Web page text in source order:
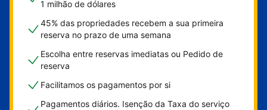
1 milhão de dólares
45% das propriedades recebem a sua primeira
reserva no prazo de uma semana
Escolha entre reservas imediatas ou Pedido de
reserva
Facilitamos os pagamentos por si
Pagamentos diários. Isenção da Taxa do serviço